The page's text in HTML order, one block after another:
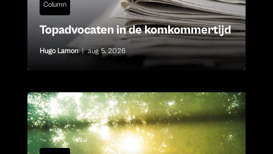
Column
Topadvocaten in de komkommertijd
Hugo Lamon | aug 5, 2026